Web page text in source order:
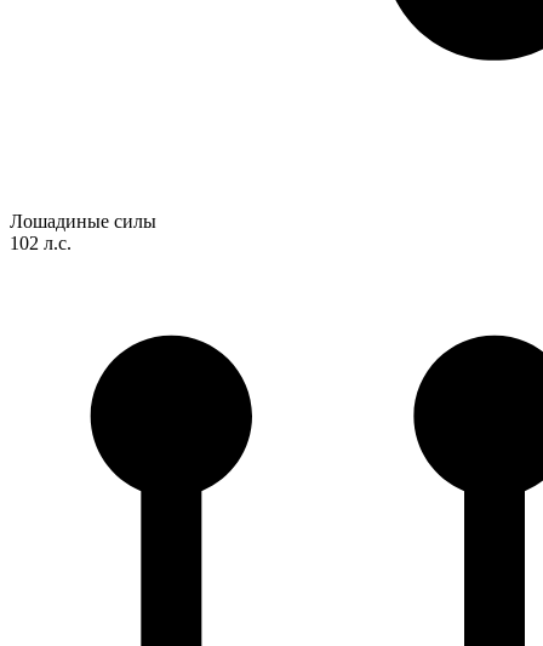
Лошадиные силы
102 л.с.